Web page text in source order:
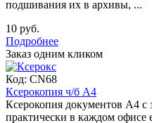
подшивания их в архивы, ...
10 руб.
Подробнее
Заказ одним кликом
Код: CN68
Ксерокопия ч/б А4
Ксерокопия документов А4 с
практически в каждом офисе